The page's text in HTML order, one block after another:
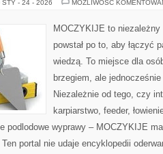
STY - 24 - 2026 MOŻLIWOŚĆ
MOCZYKIJE to
powstał po to, aby łączyć
wiedzą. To miejsce dla
brzegiem, ale
Niezależnie od tego, czy
karpiarstwo, feeder,
podlodowe wyprawy – MOCZYKIJE
portal nie udaje encyklopedii